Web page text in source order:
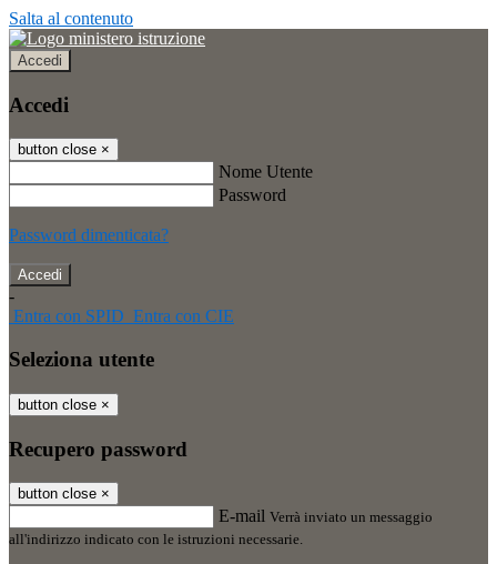
Salta al contenuto
Accedi
Accedi
button close ×
Nome Utente
Password
Password dimenticata?
-
Entra con SPID Entra con CIE
Seleziona utente
button close ×
Recupero password
button close ×
E-mail Verrà inviato un messaggio
all'indirizzo indicato con le istruzioni necessarie.